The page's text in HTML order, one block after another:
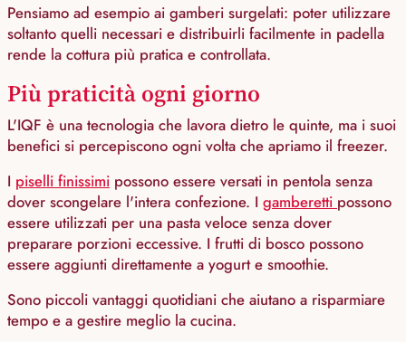
Pensiamo ad esempio ai gamberi surgelati: poter utilizzare
soltanto quelli necessari e distribuirli facilmente in padella
rende la cottura più pratica e controllata.
Più praticità ogni giorno
L'IQF è una tecnologia che lavora dietro le quinte, ma i suoi
benefici si percepiscono ogni volta che apriamo il freezer.
I piselli finissimi possono essere versati in pentola senza
dover scongelare l'intera confezione. I gamberetti possono
essere utilizzati per una pasta veloce senza dover
preparare porzioni eccessive. I frutti di bosco possono
essere aggiunti direttamente a yogurt e smoothie.
Sono piccoli vantaggi quotidiani che aiutano a risparmiare
tempo e a gestire meglio la cucina.